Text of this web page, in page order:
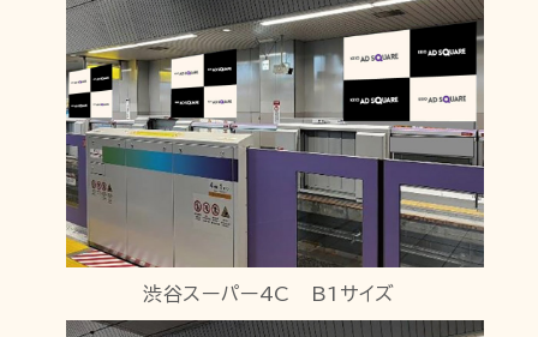
渋谷スーパー4C B1サイズ